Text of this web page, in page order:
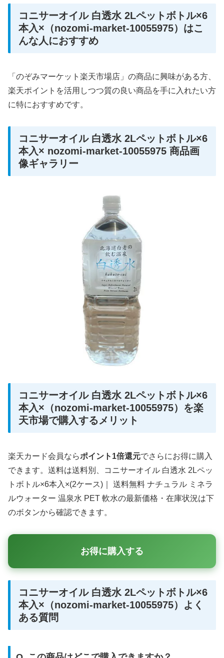
コニサーオイル 白透水 2Lペットボトル×6
本入×（nozomi-market-10055975）はこ
んな人におすすめ
「のぞみマーケット楽天市場店」の商品に興味がある方、
楽天ポイントを活用しつつ質の良い商品を手に入れたい方
に特におすすめです。
コニサーオイル 白透水 2Lペットボトル×6
本入× nozomi-market-10055975 商品画
像ギャラリー
コニサーオイル 白透水 2Lペットボトル×6
本入×（nozomi-market-10055975）を楽
天市場で購入するメリット
楽天カード会員ならポイント1倍還元でさらにお得に購入
できます。送料は送料別、コニサーオイル 白透水 2Lペッ
トボトル×6本入×(2ケース)｜ 送料無料 ナチュラル ミネラ
ルウォーター 温泉水 PET 軟水の最新価格・在庫状況は下
のボタンから確認できます。
お得に購入する
コニサーオイル 白透水 2Lペットボトル×6
本入×（nozomi-market-10055975）よく
ある質問